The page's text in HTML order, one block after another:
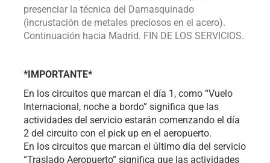
presenciar la técnica del Damasquinado
(incrustación de metales preciosos en el acero).
Continuación hacia Madrid. FIN DE LOS SERVICIOS.
*IMPORTANTE*
En los circuitos que marcan el día 1, como “Vuelo
Internacional, noche a bordo” significa que las
actividades del servicio estarán comenzando el día
2 del circuito con el pick up en el aeropuerto.
En los circuitos que marcan el último día del servicio
“Traslado Aeropuerto” significa que las actividades